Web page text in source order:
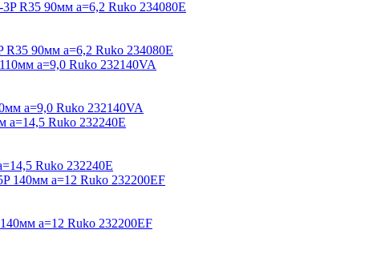
90мм a=6,2 Ruko 234080E
a=9,0 Ruko 232140VA
Ruko 232240E
a=12 Ruko 232200EF